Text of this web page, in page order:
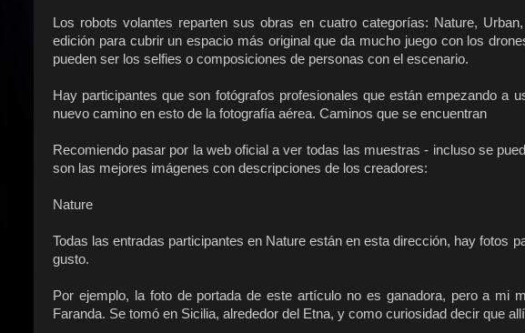
Los robots volantes reparten sus obras en cuatro categorías: Nature,
edición para cubrir un espacio más original que da mucho juego con los
pueden ser los selfies o composiciones de personas con el escenario.
Hay participantes que son fotógrafos profesionales que están empezando a
nuevo camino en esto de la fotografía aérea. Caminos que se encuentran
Recomiendo pasar por la web oficial a ver todas las muestras - incluso se
son las mejores imágenes con descripciones de los creadores:
Nature
Todas las entradas participantes en Nature están en esta dirección, hay fotos
gusto.
Por ejemplo, la foto de portada de este artículo no es ganadora, pero a mi
Faranda. Se tomó en Sicilia, alrededor del Etna, y como curiosidad decir que